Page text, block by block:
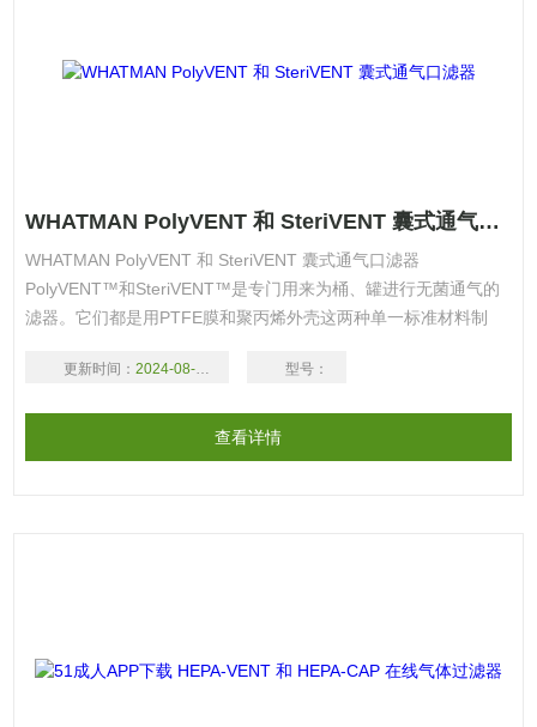
WHATMAN PolyVENT 和 SteriVENT 囊式通气口滤器
WHATMAN PolyVENT 和 SteriVENT 囊式通气口滤器
PolyVENT™和SteriVENT™是专门用来为桶、罐进行无菌通气的
滤器。它们都是用PTFE膜和聚丙烯外壳这两种单一标准材料制
Challenge 测试
更新时间： 2024-08-17 型号：
查看详情